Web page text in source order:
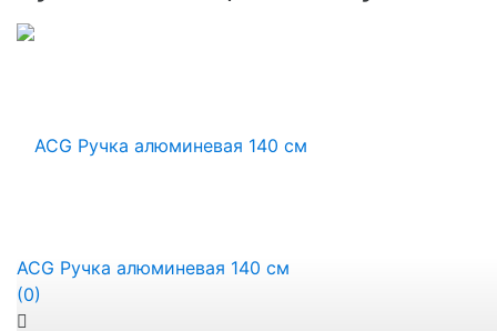
ACG Ручка алюминевая 140 см
(0)